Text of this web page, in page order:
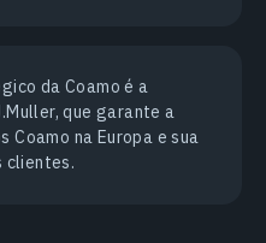
da Coamo é a
que garante a
na Europa e sua
clientes.